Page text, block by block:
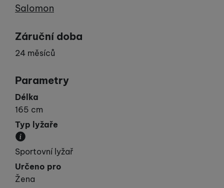
Výrobce
Salomon
Záruční doba
24 měsíců
Parametry
Délka
165 cm
Typ lyžaře
Udává vaší „výkonnost“.
Sportovní lyžař
Určeno pro
Žena